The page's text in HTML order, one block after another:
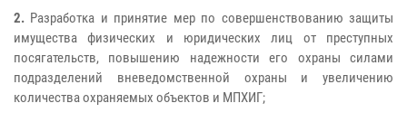
2. Разработка и принятие мер по совершенствованию защиты
имущества физических и юридических лиц от преступных
посягательств, повышению надежности его охраны силами
подразделений вневедомственной охраны и увеличению
количества охраняемых объектов и МПХИГ;